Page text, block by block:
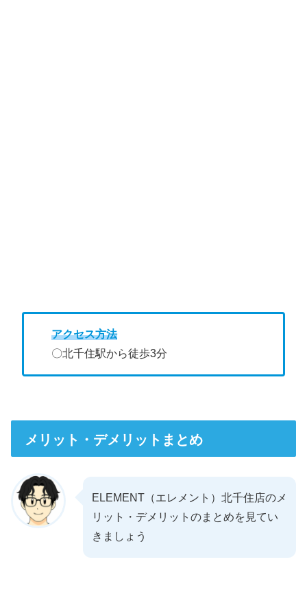
アクセス方法
〇北千住駅から徒歩3分
メリット・デメリットまとめ
ELEMENT（エレメント）北千住店のメ
リット・デメリットのまとめを見てい
きましょう